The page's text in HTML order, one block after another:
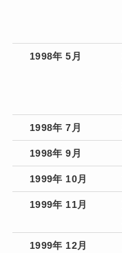
1998年 5月
1998年 7月
1998年 9月
1999年 10月
1999年 11月
1999年 12月